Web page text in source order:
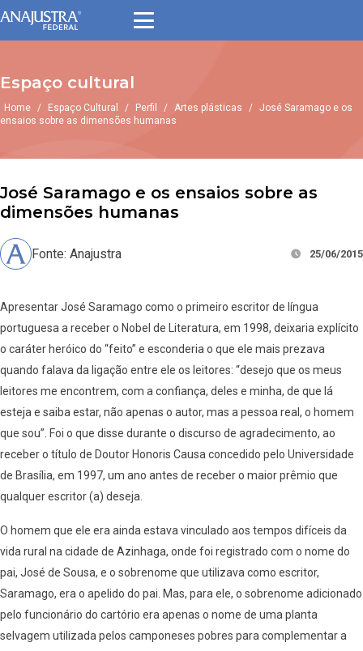
Espaço cultural
Home / Espaço Cultural / Perfil / Artes plásticas / José Saramago e os
ensaios sobre as dimensões humanas
José Saramago e os ensaios sobre as
dimensões humanas
Fonte: Anajustra 25/06/2015
Apresentar José Saramago como o primeiro escritor de língua
portuguesa a receber o Nobel de Literatura, em 1998, deixaria explícito
o caráter heróico do “feito” e esconderia o que ele mais prezava
quando falava da ligação entre ele os leitores: “desejo que os meus
leitores me encontrem, com a confiança, deles e minha, de que lá
esteja e saiba estar, não apenas o autor, mas a pessoa real, o homem
que sou”. Foi o que disse durante o discurso de agradecimento, ao
receber o título de Doutor Honoris Causa concedido pelo Universidade
de Brasília, em 1997, um ano antes de receber o maior prêmio que
qualquer escritor (a) deseja.
O homem que ele era ainda estava vinculado aos tempos difíceis da
vida rural na cidade de Azinhaga, onde foi registrado com o nome do
pai, José de Sousa, e o sobrenome que utilizava como escritor,
Saramago, era o apelido do pai. Mas, para ele, o sobrenome adicionado
pelo funcionário do cartório era apenas o nome de uma planta
selvagem utilizada pelos camponeses pobres para complementar a